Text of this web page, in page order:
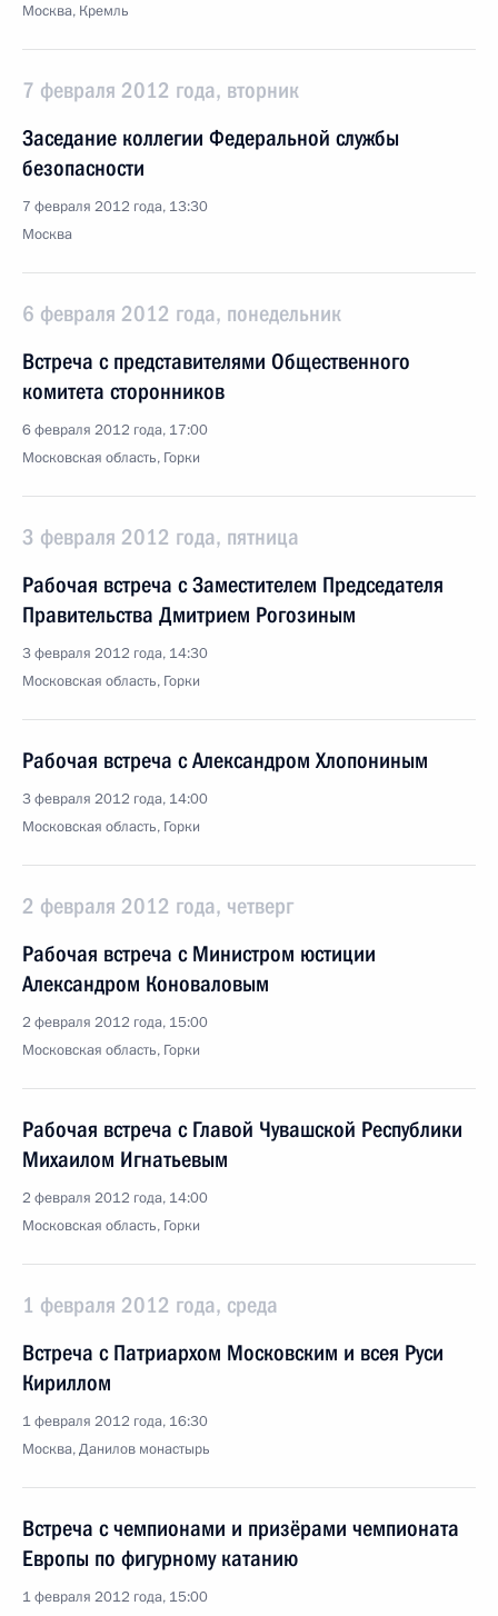
Москва, Кремль
7 февраля 2012 года, вторник
Заседание коллегии Федеральной службы
безопасности
7 февраля 2012 года, 13:30
Москва
6 февраля 2012 года, понедельник
Встреча с представителями Общественного
комитета сторонников
6 февраля 2012 года, 17:00
Московская область, Горки
3 февраля 2012 года, пятница
Рабочая встреча с Заместителем Председателя
Правительства Дмитрием Рогозиным
3 февраля 2012 года, 14:30
Московская область, Горки
Рабочая встреча с Александром Хлопониным
3 февраля 2012 года, 14:00
Московская область, Горки
2 февраля 2012 года, четверг
Рабочая встреча с Министром юстиции
Александром Коноваловым
2 февраля 2012 года, 15:00
Московская область, Горки
Рабочая встреча с Главой Чувашской Республики
Михаилом Игнатьевым
2 февраля 2012 года, 14:00
Московская область, Горки
1 февраля 2012 года, среда
Встреча с Патриархом Московским и всея Руси
Кириллом
1 февраля 2012 года, 16:30
Москва, Данилов монастырь
Встреча с чемпионами и призёрами чемпионата
Европы по фигурному катанию
1 февраля 2012 года, 15:00